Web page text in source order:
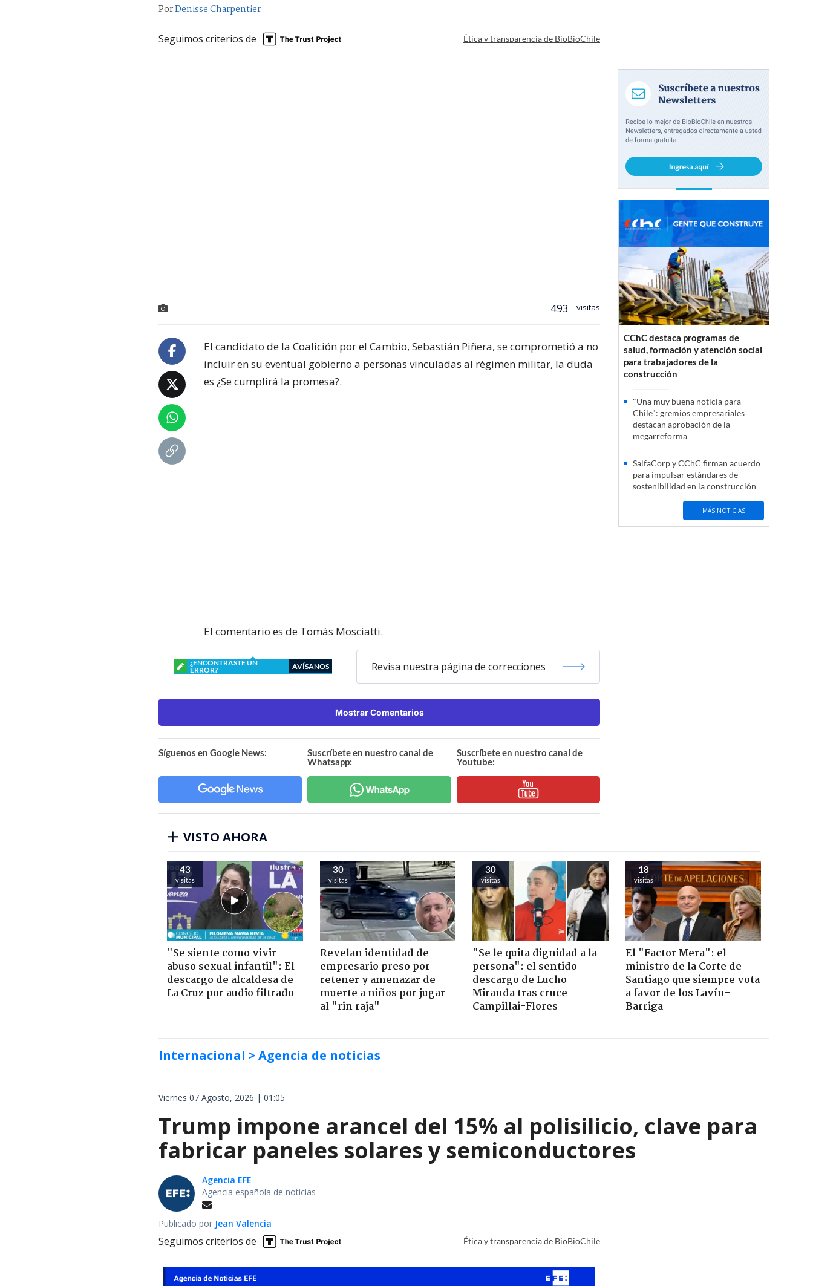
PorDenisse Charpentier
Seguimos criterios de Ética y transparencia de BioBioChile
493 visitas
El candidato de la Coalición por el Cambio, Sebastián Piñera, se comprometió a no
incluir en su eventual gobierno a personas vinculadas al régimen militar, la duda
es ¿Se cumplirá la promesa?.
El comentario es de Tomás Mosciatti.
¿ENCONTRASTE UN
ERROR?
AVÍSANOS Revisa nuestra página de correcciones
Mostrar Comentarios
Síguenos en Google News:
Suscríbete en nuestro canal de
Whatsapp:
Suscríbete en nuestro canal de
Youtube:
CChC destaca programas de
salud, formación y atención social
para trabajadores de la
construcción
"Una muy buena noticia para
Chile": gremios empresariales
destacan aprobación de la
megarreforma
SalfaCorp y CChC firman acuerdo
para impulsar estándares de
sostenibilidad en la construcción
MÁS NOTICIAS
VISTO AHORA
43
visitas
"Se siente como vivir
abuso sexual infantil": El
descargo de alcaldesa de
La Cruz por audio filtrado
30
visitas
Revelan identidad de
empresario preso por
retener y amenazar de
muerte a niños por jugar
al "rin raja"
30
visitas
"Se le quita dignidad a la
persona": el sentido
descargo de Lucho
Miranda tras cruce
Campillai-Flores
18
visitas
El "Factor Mera": el
ministro de la Corte de
Santiago que siempre vota
a favor de los Lavín-
Barriga
Internacional > Agencia de noticias
Viernes 07 Agosto, 2026 | 01:05
Trump impone arancel del 15% al polisilicio, clave para
fabricar paneles solares y semiconductores
Agencia EFE
Agencia española de noticias
Publicado por Jean Valencia
Seguimos criterios de Ética y transparencia de BioBioChile